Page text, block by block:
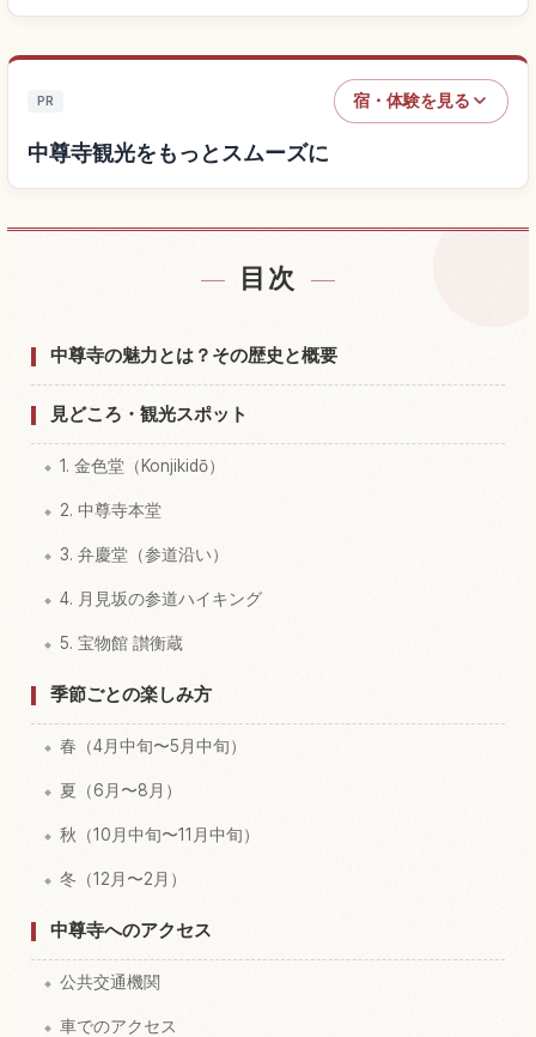
PR 宿・体験を見る
中尊寺観光をもっとスムーズに
中尊寺付近の宿を探す
中尊寺の体験を探す↗
目次
中尊寺の魅力とは？その歴史と概要
見どころ・観光スポット
1. 金色堂（Konjikidō）
2. 中尊寺本堂
3. 弁慶堂（参道沿い）
4. 月見坂の参道ハイキング
5. 宝物館 讃衡蔵
季節ごとの楽しみ方
春（4月中旬〜5月中旬）
夏（6月〜8月）
秋（10月中旬〜11月中旬）
冬（12月〜2月）
中尊寺へのアクセス
公共交通機関
車でのアクセス